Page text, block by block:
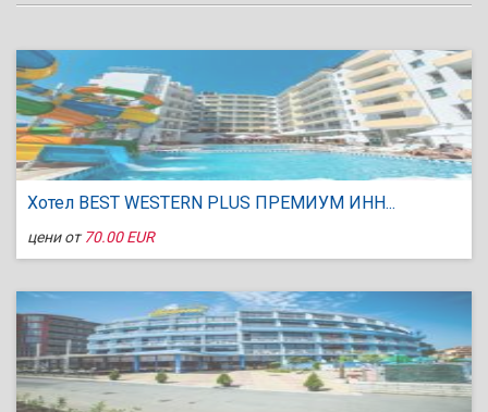
Хотел BEST WESTERN PLUS ПРЕМИУМ ИНН...
цени от 70.00 EUR